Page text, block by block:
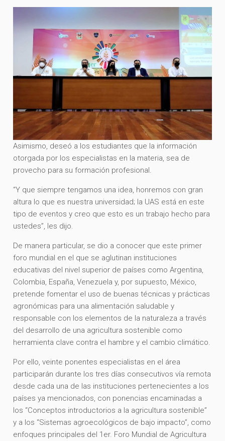
Asimismo, deseó a los estudiantes que la información
otorgada por los especialistas en la materia, sea de
provecho para su formación profesional.
“Y que siempre tengamos una idea, honremos con gran
altura lo que es nuestra universidad; la UAS está en este
tipo de eventos y creo que esto es un trabajo hecho para
ustedes”, les dijo.
De manera particular, se dio a conocer que este primer
foro mundial en el que se aglutinan instituciones
educativas del nivel superior de países como Argentina,
Colombia, España, Venezuela y, por supuesto, México,
pretende fomentar el uso de buenas técnicas y prácticas
agronómicas para una alimentación saludable y
responsable con los elementos de la naturaleza a través
del desarrollo de una agricultura sostenible como
herramienta clave contra el hambre y el cambio climático.
Por ello, veinte ponentes especialistas en el área
participarán durante los tres días consecutivos vía remota
desde cada una de las instituciones pertenecientes a los
países ya mencionados, con ponencias encaminadas a
los “Conceptos introductorios a la agricultura sostenible”
y a los “Sistemas agroecológicos de bajo impacto”, como
enfoques principales del 1er. Foro Mundial de Agricultura